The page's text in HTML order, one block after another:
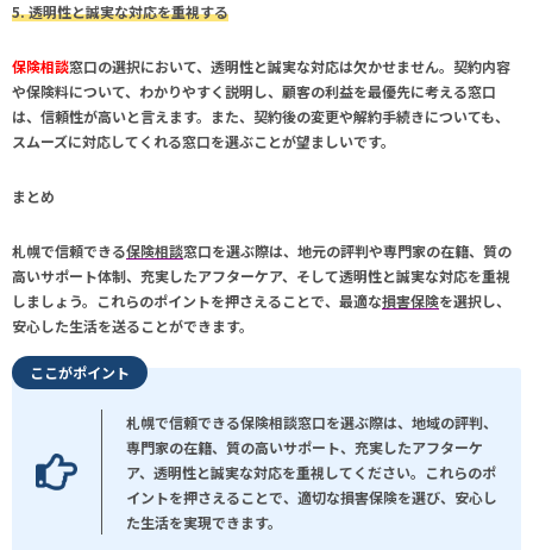
5. 透明性と誠実な対応を重視する
保険相談窓口の選択において、透明性と誠実な対応は欠かせません。契約内容
や保険料について、わかりやすく説明し、顧客の利益を最優先に考える窓口
は、信頼性が高いと言えます。また、契約後の変更や解約手続きについても、
スムーズに対応してくれる窓口を選ぶことが望ましいです。
まとめ
札幌で信頼できる保険相談窓口を選ぶ際は、地元の評判や専門家の在籍、質の
高いサポート体制、充実したアフターケア、そして透明性と誠実な対応を重視
しましょう。これらのポイントを押さえることで、最適な損害保険を選択し、
安心した生活を送ることができます。
ここがポイント
札幌で信頼できる保険相談窓口を選ぶ際は、地域の評判、
専門家の在籍、質の高いサポート、充実したアフターケ
ア、透明性と誠実な対応を重視してください。これらのポ
イントを押さえることで、適切な損害保険を選び、安心し
た生活を実現できます。